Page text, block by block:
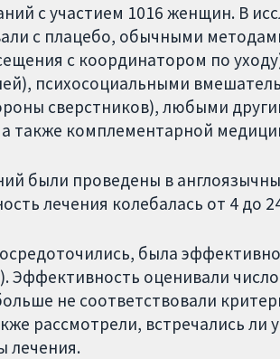
с участием 1016 женщин. В
с плацебо, обычными
с координатором по
психосоциальными
сверстников), любыми
а также комплементарной
были проведены в
лечения колебалась от 4 до
была
Эффективность оценивали
не соответствовали
рассмотрели, встречались ли
лечения.